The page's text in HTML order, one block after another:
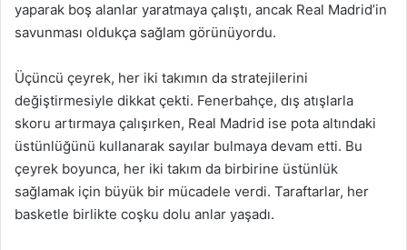
yaparak boş alanlar yaratmaya çalıştı, ancak Real Madrid’in
savunması oldukça sağlam görünüyordu.
Üçüncü çeyrek, her iki takımın da stratejilerini
değiştirmesiyle dikkat çekti. Fenerbahçe, dış atışlarla
skoru artırmaya çalışırken, Real Madrid ise pota altındaki
üstünlüğünü kullanarak sayılar bulmaya devam etti. Bu
çeyrek boyunca, her iki takım da birbirine üstünlük
sağlamak için büyük bir mücadele verdi. Taraftarlar, her
basketle birlikte coşku dolu anlar yaşadı.